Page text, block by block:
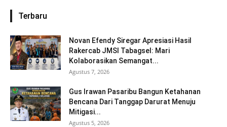
Terbaru
Novan Efendy Siregar Apresiasi Hasil
Rakercab JMSI Tabagsel: Mari
Kolaborasikan Semangat...
Agustus 7, 2026
Gus Irawan Pasaribu Bangun Ketahanan
Bencana Dari Tanggap Darurat Menuju
Mitigasi...
Agustus 5, 2026